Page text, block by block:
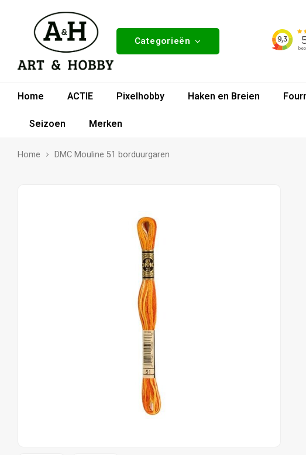
Categorieën
Home ACTIE Pixelhobby Haken en Breien
Seizoen
Merken
Home DMC Mouline 51 borduurgaren